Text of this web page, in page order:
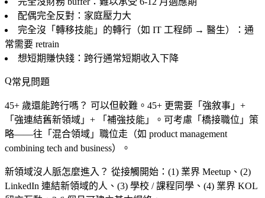
配偶完全反對：家庭壓力大
完全沒「轉移技能」的轉行（如 IT 工程師 → 醫生）：通
常需要 retrain
想短期賺快錢：跨行通常短期收入下降
常見問題
45+ 歲還能跨行嗎？ 可以但較難。45+ 更需要「強敘事」+
「強連結舊新領域」+ 「補強技能」。可考慮「橋接職位」策
略——往「混合領域」職位走（如 product management
combining tech and business）。
新領域沒人脈怎麼進入？ 從接觸開始：(1) 業界 Meetup、(2)
LinkedIn 連結新領域的人、(3) 學校 / 課程同學、(4) 業界 KOL